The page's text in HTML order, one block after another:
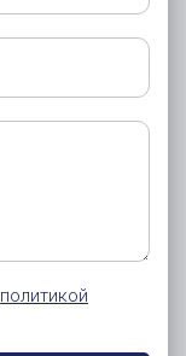
политикой